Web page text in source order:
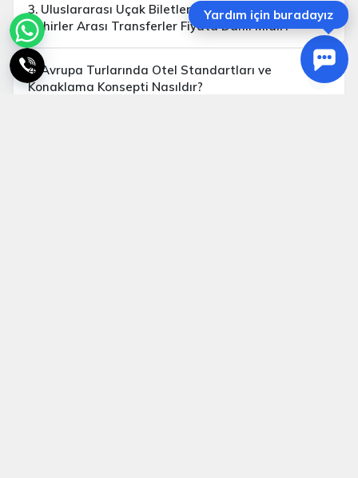
Schengen Vizesi
3. Uluslararası Uçak Biletleri ve Avrupa İçi
Şehirler Arası Transferler Fiyata Dahil Midir?
İstanbul
çıkışlı gidiş-dönüş uluslararası uçak biletleri,
havalimanı vergileri ve standart bagaj hakları
4. Avrupa Turlarında Otel Standartları ve
Konaklama Konsepti Nasıldır?
Yardım için buradayız